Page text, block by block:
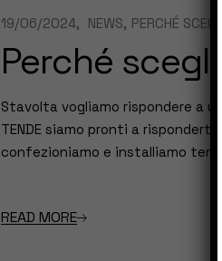
19/06/2024 NEWS PERCHÉ
Perché
Stavolta vogliamo rispondere a
TENDE siamo pronti a
confezioniamo e installiamo
READ MORE